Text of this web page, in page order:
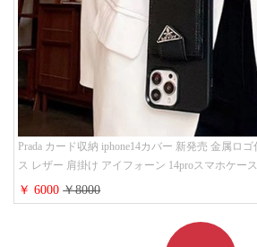
Prada カード収納 iphone14カバー 新発売 金属ロゴ
ス レザー 肩掛け アイフォーン 14proスマホケー
￥ 6000￥8000